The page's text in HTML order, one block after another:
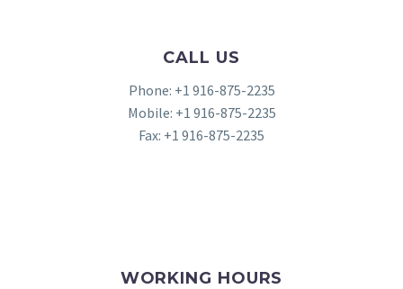
CALL US
Phone: +1 916-875-2235
Mobile: +1 916-875-2235
Fax: +1 916-875-2235
WORKING HOURS